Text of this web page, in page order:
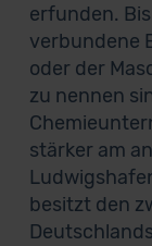
erfunden.
verbundene
oder der
zu nennen
stärker am
besitzt den